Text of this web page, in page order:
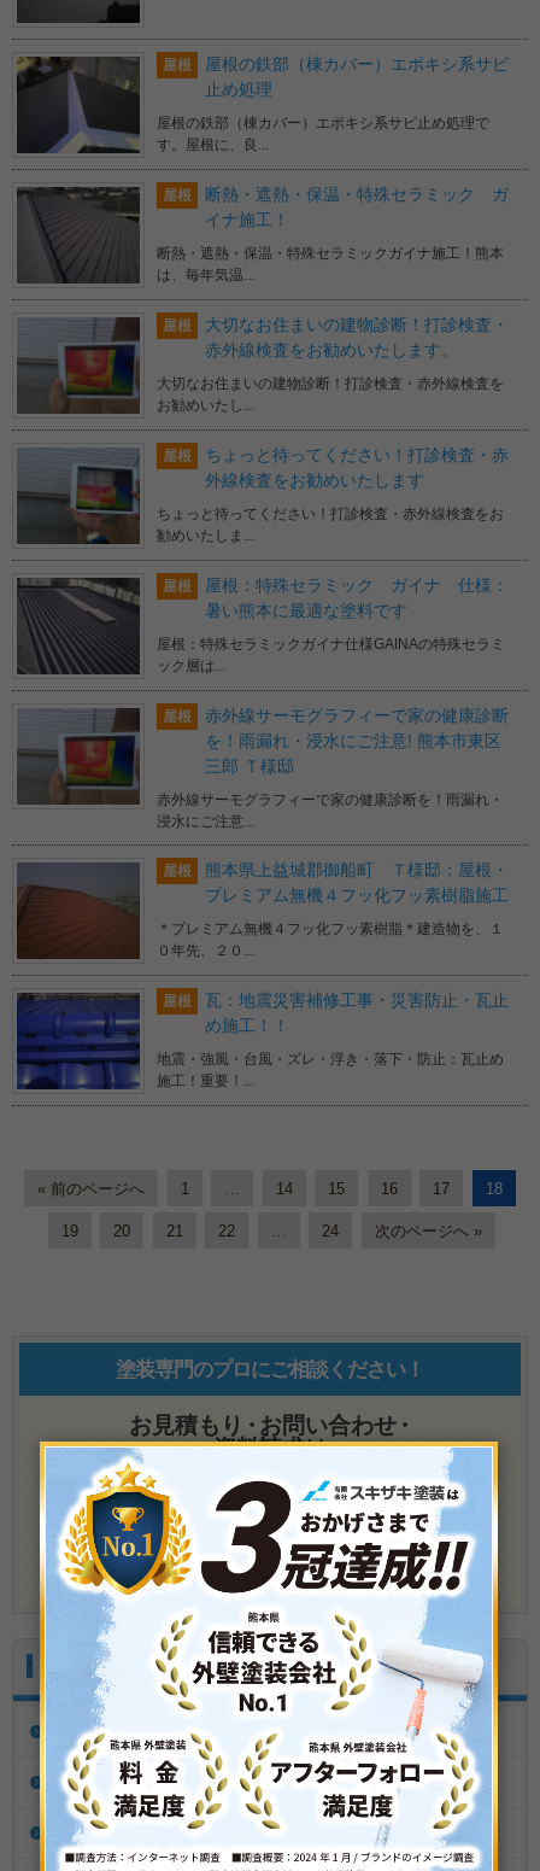
屋根
屋根の鉄部（棟カバー）エポキシ系サビ
止め処理
屋根の鉄部（棟カバー）エポキシ系サビ止め処理で
す。屋根に、良...
屋根
断熱・遮熱・保温・特殊セラミック ガ
イナ施工！
断熱・遮熱・保温・特殊セラミックガイナ施工！熊本
は、毎年気温...
屋根
大切なお住まいの建物診断！打診検査・
赤外線検査をお勧めいたします。
大切なお住まいの建物診断！打診検査・赤外線検査を
お勧めいたし...
屋根
ちょっと待ってください！打診検査・赤
外線検査をお勧めいたします
ちょっと待ってください！打診検査・赤外線検査をお
勧めいたしま...
屋根
屋根：特殊セラミック ガイナ 仕様：
暑い熊本に最適な塗料です
屋根：特殊セラミックガイナ仕様GAINAの特殊セラミ
ック層は...
屋根
赤外線サーモグラフィーで家の健康診断
を！雨漏れ・浸水にご注意! 熊本市東区
三郎 Ｔ様邸
赤外線サーモグラフィーで家の健康診断を！雨漏れ・
浸水にご注意...
屋根
熊本県上益城郡御船町 Ｔ様邸：屋根・
プレミアム無機４フッ化フッ素樹脂施工
＊プレミアム無機４フッ化フッ素樹脂＊建造物を、１
０年先、２０...
屋根
瓦：地震災害補修工事・災害防止・瓦止
め施工！！
地震・強風・台風・ズレ・浮き・落下・防止：瓦止め
施工！重要！...
« 前のページへ 1 14 15 16 17 18
19 20 21 22 24 次のページへ »
塗装専門のプロにご相談ください！
お見積もり ・お問い合わせ・
資料請求は
メールでのお問い合わせ
施工実績 Performance
全て
外壁塗装
屋根塗装